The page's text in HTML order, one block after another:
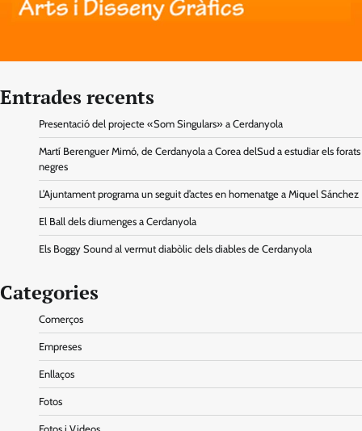
Entrades recents
Presentació del projecte «Som Singulars» a Cerdanyola
Martí Berenguer Mimó, de Cerdanyola a Corea delSud a estudiar els forats
negres
L’Ajuntament programa un seguit d’actes en homenatge a Miquel Sánchez
El Ball dels diumenges a Cerdanyola
Els Boggy Sound al vermut diabòlic dels diables de Cerdanyola
Categories
Comerços
Empreses
Enllaços
Fotos